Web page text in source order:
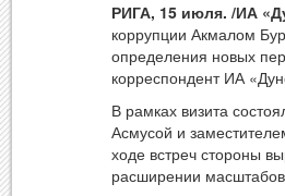
РИГА, 15 июля. /ИА
коррупции Акмалом
определения новых
корреспондент ИА
В рамках визита
Асмусой и
ходе встреч стороны
расширении